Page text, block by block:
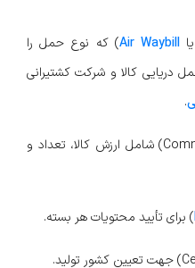
Air Waybill) که نوع حمل را
کالا و شرکت کشتیرانی
.
فاکتور تجاری (Commercial Invoice) شامل ارزش کالا، تعداد و
) برای تأیید محتویات هر بسته.